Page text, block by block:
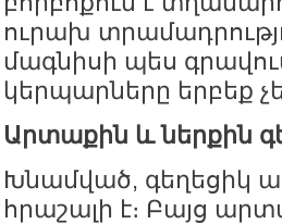
ուրախ
մագնիսի պես
կերպարները երբեք
Արտաքին և ներքին
Խնամված, գեղեցիկ
հրաշալի է։ Բայց